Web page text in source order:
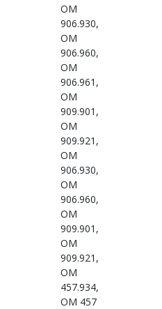
OM
906.930,
OM
906.960,
OM
906.961,
OM
909.901,
OM
909.921,
OM
906.930,
OM
906.960,
OM
909.901,
OM
909.921,
OM
457.934,
OM 457